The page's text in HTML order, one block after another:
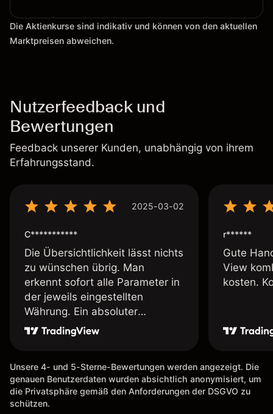
Die Aktienkurse sind indikativ und können von den aktuellen
Marktpreisen abweichen.
Nutzerfeedback und
Bewertungen
Feedback unserer Kunden, unabhängig von ihrem
Erfahrungsstand.
2025-03-02
C***********
Die Übersichtlichkeit lässt nichts
zu wünschen übrig. Man
erkennt sofort alle Parameter in
der jeweils eingestellten
Währung. Ein absoluter
Pluspunkt an dieser Stelle.
r******
Gute
View
kosten.
Unsere 4- und 5-Sterne-Bewertungen werden angezeigt. Die
genauen Benutzerdaten wurden absichtlich anonymisiert, um
die Privatsphäre gemäß den Anforderungen der DSGVO zu
schützen.